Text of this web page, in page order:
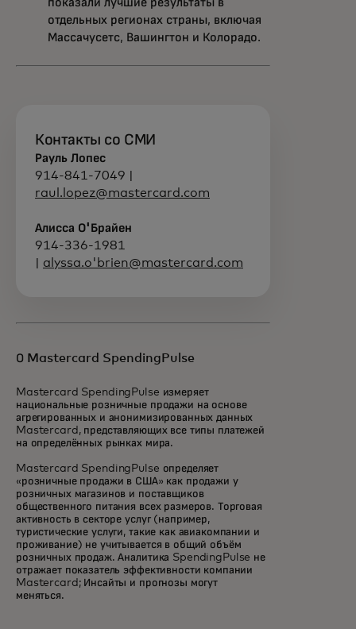
отдельных регионах страны, включая
Массачусетс, Вашингтон и Колорадо.
Контакты со СМИ
Рауль Лопес
914-841-7049 |
raul.lopez@mastercard.com
Алисса О'Брайен
914-336-1981
alyssa.o'brien@mastercard.com
О Mastercard SpendingPulse
Mastercard SpendingPulse измеряет
национальные розничные продажи на основе
агрегированных и анонимизированных данных
Mastercard, представляющих все типы платежей
на определённых рынках мира.
Mastercard SpendingPulse определяет
«розничные продажи в США» как продажи у
розничных магазинов и поставщиков
общественного питания всех размеров. Торговая
активность в секторе услуг (например,
туристические услуги, такие как авиакомпании и
проживание) не учитывается в общий объём
розничных продаж. Аналитика SpendingPulse не
отражает показатель эффективности компании
Mastercard; Инсайты и прогнозы могут
меняться.